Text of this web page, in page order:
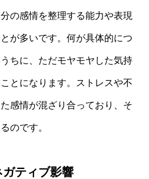
の感情を整理する能力や表現
が多いです。何が具体的につ
ちに、ただモヤモヤした気持
とになります。ストレスや不
感情が混ざり合っており、そ
のです。
ティブ影響